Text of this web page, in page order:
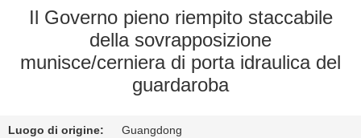
FABBRICA
CONTROLLO
Il Governo pieno riempito staccabile
della sovrapposizione
munisce/cerniera di porta idraulica del
guardaroba
Luogo di origine: Guangdong